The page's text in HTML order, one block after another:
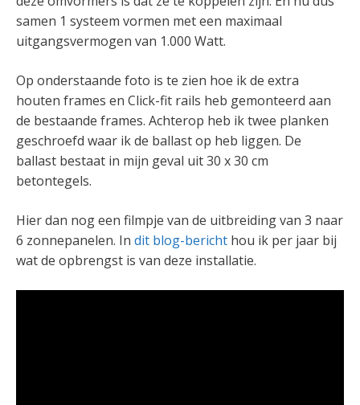
samen 1 systeem vormen met een maximaal
uitgangsvermogen van 1.000 Watt.
Op onderstaande foto is te zien hoe ik de extra
houten frames en Click-fit rails heb gemonteerd aan
de bestaande frames. Achterop heb ik twee planken
geschroefd waar ik de ballast op heb liggen. De
ballast bestaat in mijn geval uit 30 x 30 cm
betontegels.
Hier dan nog een filmpje van de uitbreiding van 3 naar
6 zonnepanelen. In dit blog-bericht hou ik per jaar bij
wat de opbrengst is van deze installatie.